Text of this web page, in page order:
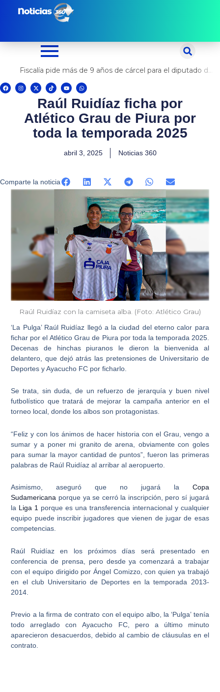
Fiscalía pide más de 9 años de cárcel para el diputado de oposición Harvey Colchado
F
a
c
I
n
s
X
-
t
w
t
e
r
T
i
k
t
o
Y
o
u
e
W
h
a
t
s
p
p
Raúl Ruidíaz ficha por
Atlético Grau de Piura por
toda la temporada 2025
abril 3, 2025 Noticias 360
Comparte la noticia
Raúl Ruidíaz con la camiseta alba. (Foto: Atlético Grau)
‘La Pulga’ Raúl Ruidíaz llegó a la ciudad del eterno calor para
fichar por elAtlético Grau de Piura por toda la temporada 2025.
Decenas de hinchas piuranos le dieron la bienvenida al
delantero, que dejó atrás las pretensiones de Universitario de
Deportes y Ayacucho FC por ficharlo.
Se trata, sin duda, de un refuerzo de jerarquía y buen nivel
futbolístico que tratará de mejorar la campaña anterior en el
torneo local, donde los albos son protagonistas.
“Feliz y con los ánimos de hacer historia con el Grau, vengo a
sumar y a poner mi granito de arena, obviamente con goles
para sumar la mayor cantidad de puntos”, fueron las primeras
palabras de Raúl Ruidíaz al arribar al aeropuerto
Asimismo, aseguró que no jugará la Copa
Sudamericana porque ya se cerró la inscripción, pero sí jugará
la Liga 1 porque es una transferencia internacional y cualquier
equipo puede inscribir jugadores que vienen de jugar de esas
competencias.
Raúl Ruidíaz en los próximos días será presentado en
conferencia de prensa, pero desde ya comenzará a trabajar
con el equipo dirigido por Ángel Comizzo, con quien ya trabajó
en el club Universitario de Deportes en la temporada 2013-
2014.
Previo a la firma de contrato con el equipo albo, la ‘Pulga’ tenía
todo arreglado conAyacucho FC, pero a último minuto
aparecieron desacuerdos, debido al cambio de cláusulas en el
contrato.